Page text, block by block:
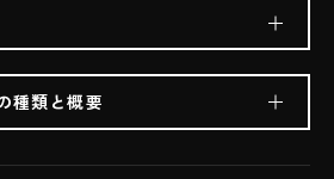
種類と概要
サービス（ASP・SaaS)